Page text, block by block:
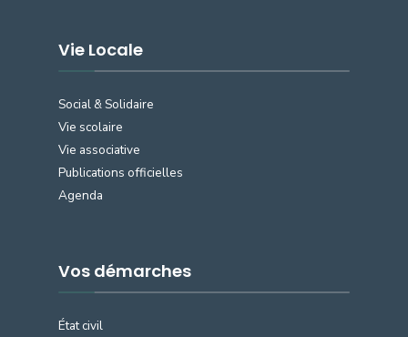
Vie Locale
Social & Solidaire
Vie scolaire
Vie associative
Publications officielles
Agenda
Vos démarches
État civil